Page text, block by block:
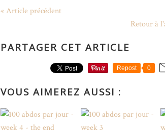
« Article précédent
Retour à
PARTAGER CET ARTICLE
Repost 0
VOUS AIMEREZ AUSSI :